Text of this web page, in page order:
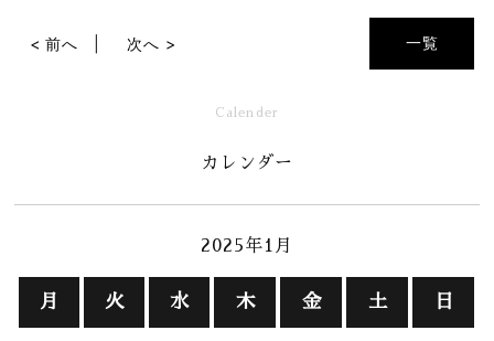
Calender
カレンダー
2025年1月
月 火 水 木 金 土 日
一覧
< 前へ 次へ >